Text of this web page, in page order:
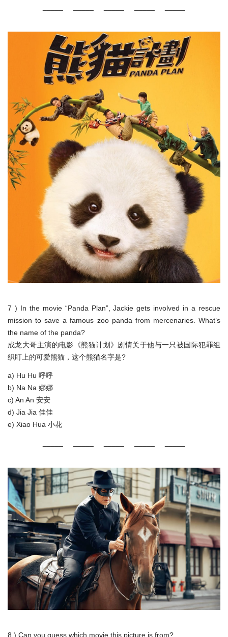
7 ) In the movie “Panda Plan”, Jackie gets involved in a rescue
mission to save a famous zoo panda from mercenaries. What’s
the name of the panda?
成龙大哥主演的电影《熊猫计划》剧情关于他与一只被国际犯罪组
织盯上的可爱熊猫，这个熊猫名字是?
a) Hu Hu 呼呼
b) Na Na 娜娜
c) An An 安安
d) Jia Jia 佳佳
e) Xiao Hua 小花
8 ) Can you guess which movie this picture is from?